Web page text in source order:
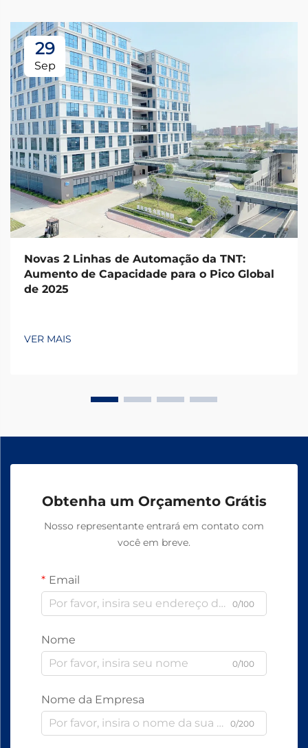
29
Sep
Novas 2 Linhas de Automação da TNT:
Aumento de Capacidade para o Pico Global
de 2025
VER MAIS
Obtenha um Orçamento Grátis
Nosso representante entrará em contato com
você em breve.
Email
0/100
Nome
0/100
Nome da Empresa
0/200